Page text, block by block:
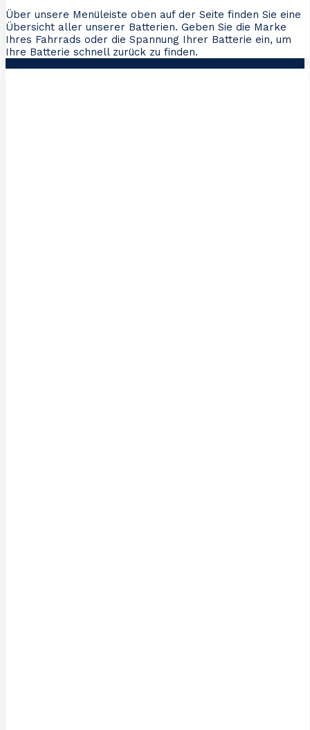
Über unsere Menüleiste oben auf der Seite finden Sie eine
Übersicht aller unserer Batterien. Geben Sie die Marke
Ihres Fahrrads oder die Spannung Ihrer Batterie ein, um
Ihre Batterie schnell zurück zu finden.